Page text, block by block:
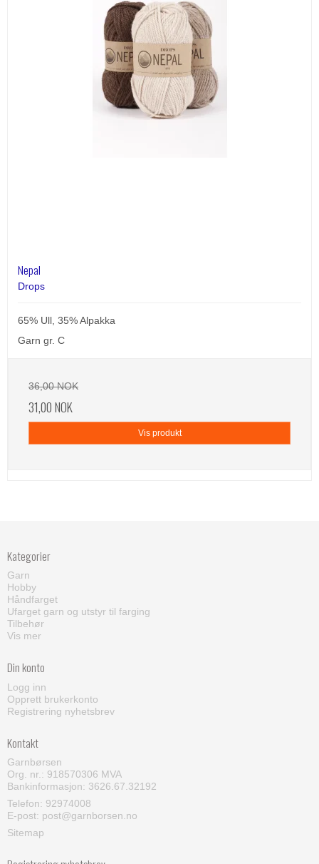
Nepal
Drops
65% Ull, 35% Alpakka
Garn gr. C
36,00 NOK
31,00 NOK
Vis produkt
Kategorier
Garn
Hobby
Håndfarget
Ufarget garn og utstyr til farging
Tilbehør
Vis mer
Din konto
Logg inn
Opprett brukerkonto
Registrering nyhetsbrev
Kontakt
Garnbørsen
Org. nr.: 918570306 MVA
Bankinformasjon: 3626.67.32192
Telefon: 92974008
E-post: post@garnborsen.no
Sitemap